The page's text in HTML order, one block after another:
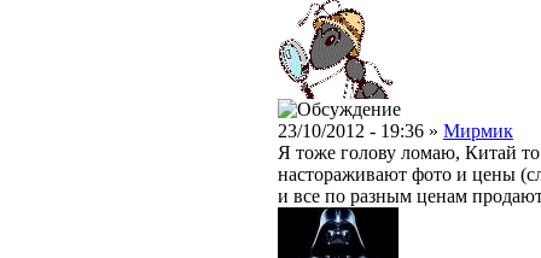
23/10/2012 - 19:36 » Мирмик
Я тоже голову ломаю, Китай
настораживают фото и цены
и все по разным ценам